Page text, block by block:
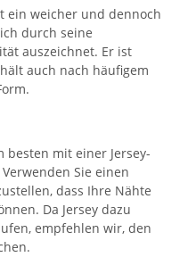
ein weicher und dennoch
durch seine
auszeichnet. Er ist
auch nach häufigem
besten mit einer Jersey-
Sie einen
dass Ihre Nähte
Da Jersey dazu
empfehlen wir, den